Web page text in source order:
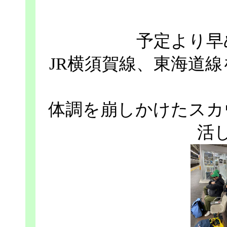
予定より
JR横須賀線、東海道
体調を崩しかけたス
活